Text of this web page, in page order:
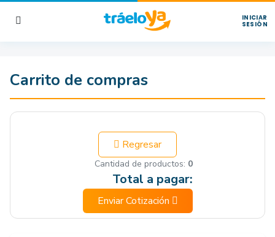
INICIAR
SESIÓN
Carrito de compras
Regresar
Cantidad de productos: 0
Total a pagar:
Enviar Cotización